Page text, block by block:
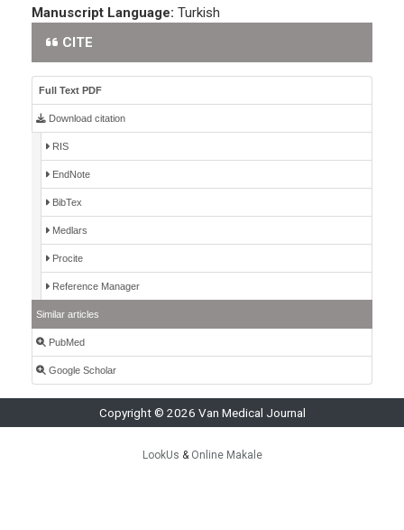
Manuscript Language: Turkish
CITE
Full Text PDF
Download citation
RIS
EndNote
BibTex
Medlars
Procite
Reference Manager
Similar articles
PubMed
Google Scholar
Copyright © 2026 Van Medical Journal
LookUs & Online Makale